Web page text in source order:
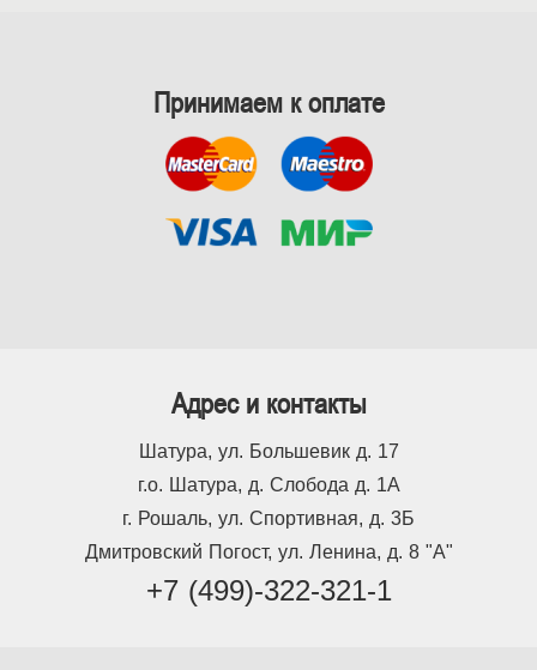
Принимаем к оплате
Адрес и контакты
Шатура, ул. Большевик д. 17
г.о. Шатура, д. Слобода д. 1А
г. Рошаль, ул. Спортивная, д. 3Б
Дмитровский Погост, ул. Ленина, д. 8 "А"
+7 (499)-322-321-1